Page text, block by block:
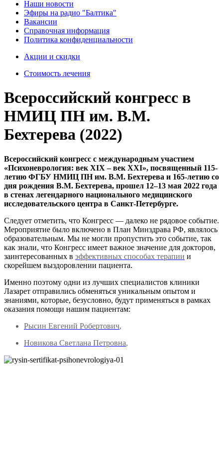
Наши новости
Эфиры на радио "Балтика"
Вакансии
Справочная информация
Политика конфиденциальности
Акции и скидки
Стоимость лечения
Всероссийский конгресс в
НМИЦ ПН им. В.М.
Бехтерева (2022)
Всероссийский конгресс с международным участием
«Психоневрология: век XIX – век XXI», посвященный 115-
летию ФГБУ НМИЦ ПН им. В.М. Бехтерева и 165-летию со
дня рождения В.М. Бехтерева, прошел 12–13 мая 2022 года
в стенах легендарного национального медицинского
исследовательского центра в Санкт-Петербурге.
Следует отметить, что Конгресс — далеко не рядовое событие.
Мероприятие было включено в План Минздрава РФ, являлось
образовательным. Мы не могли пропустить это событие, так
как знали, что Конгресс имеет важное значение для докторов,
заинтересованных в эффективных способах терапии и
скорейшем выздоровлении пациента.
Именно поэтому одни из лучших специалистов клиники
Лазарет отправились обменяться уникальным опытом и
знаниями, которые, безусловно, будут применяться в рамках
оказания помощи нашим пациентам:
Рысин Евгений Робертович,
Новикова Светлана Петровна,